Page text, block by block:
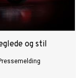
og stil